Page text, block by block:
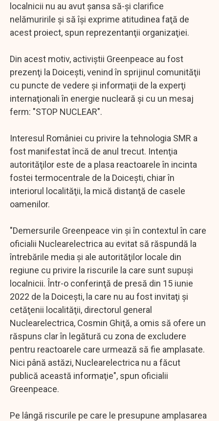
localnicii nu au avut şansa să-şi clarifice
nelămuririle şi să îşi exprime atitudinea faţă de
acest proiect, spun reprezentanţii organizaţiei.
Din acest motiv, activiştii Greenpeace au fost
prezenţi la Doiceşti, venind în sprijinul comunităţii
cu puncte de vedere şi informaţii de la experţi
internaţionali în energie nucleară şi cu un mesaj
ferm: "STOP NUCLEAR".
Interesul României cu privire la tehnologia SMR a
fost manifestat încă de anul trecut. Intenţia
autorităţilor este de a plasa reactoarele în incinta
fostei termocentrale de la Doiceşti, chiar în
interiorul localităţii, la mică distanţă de casele
oamenilor.
"Demersurile Greenpeace vin şi în contextul în care
oficialii Nuclearelectrica au evitat să răspundă la
întrebările media şi ale autorităţilor locale din
regiune cu privire la riscurile la care sunt supuşi
localnicii. Într-o conferinţă de presă din 15 iunie
2022 de la Doiceşti, la care nu au fost invitaţi şi
cetăţenii localităţii, directorul general
Nuclearelectrica, Cosmin Ghiţă, a omis să ofere un
răspuns clar în legătură cu zona de excludere
pentru reactoarele care urmează să fie amplasate.
Nici până astăzi, Nuclearelectrica nu a făcut
publică această informaţie", spun oficialii
Greenpeace.
Pe lângă riscurile pe care le presupune amplasarea